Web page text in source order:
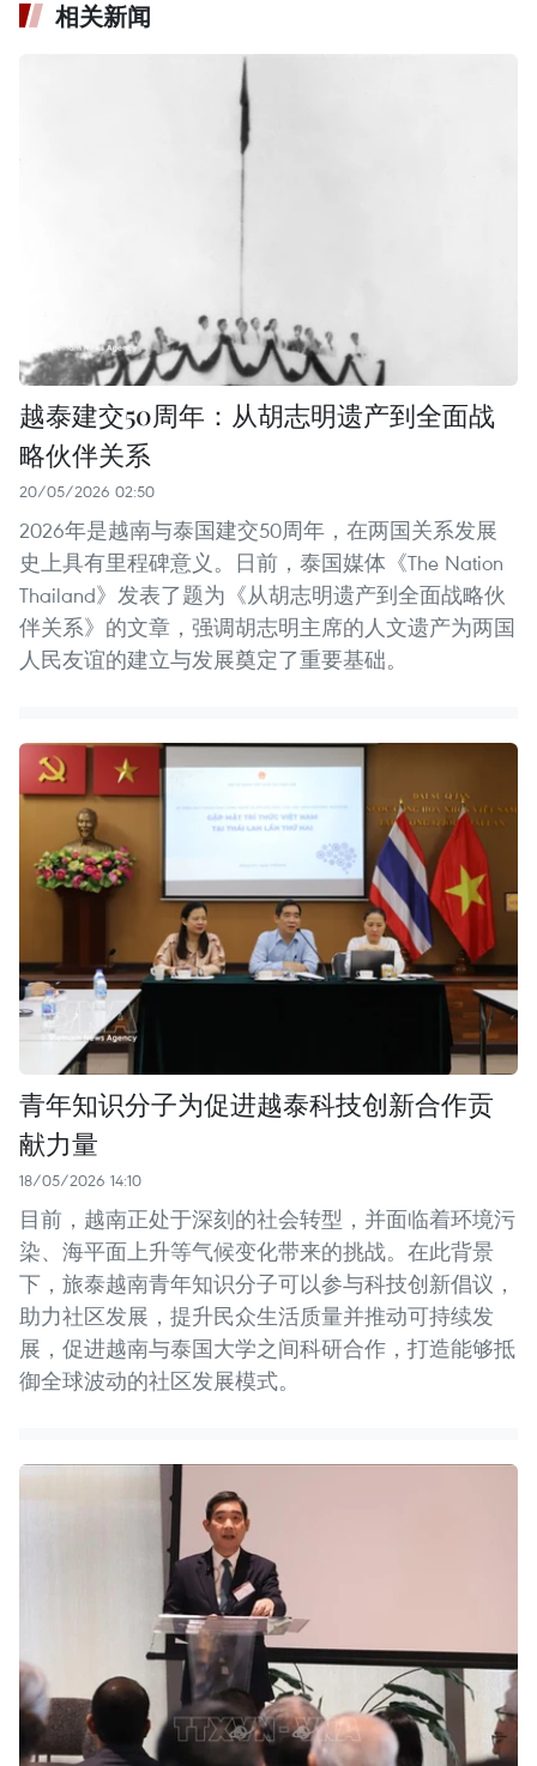
相关新闻
越泰建交50周年：从胡志明遗产到全面战
略伙伴关系
20/05/2026 02:50
2026年是越南与泰国建交50周年，在两国关系发展
史上具有里程碑意义。日前，泰国媒体《The Nation
Thailand》发表了题为《从胡志明遗产到全面战略伙
伴关系》的文章，强调胡志明主席的人文遗产为两国
人民友谊的建立与发展奠定了重要基础。
青年知识分子为促进越泰科技创新合作贡
献力量
18/05/2026 14:10
目前，越南正处于深刻的社会转型，并面临着环境污
染、海平面上升等气候变化带来的挑战。在此背景
下，旅泰越南青年知识分子可以参与科技创新倡议，
助力社区发展，提升民众生活质量并推动可持续发
展，促进越南与泰国大学之间科研合作，打造能够抵
御全球波动的社区发展模式。